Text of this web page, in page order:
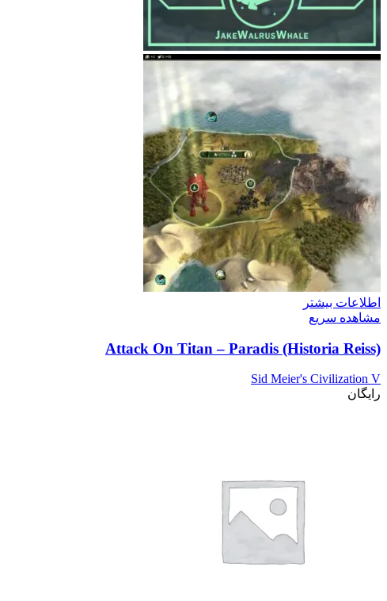
اطلاعات بیشتر
مشاهده سریع
Attack On Titan – Paradis (Historia Reiss)
Sid Meier's Civilization V
رایگان